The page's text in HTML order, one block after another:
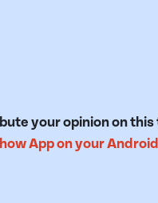
your opinion on this
App on your